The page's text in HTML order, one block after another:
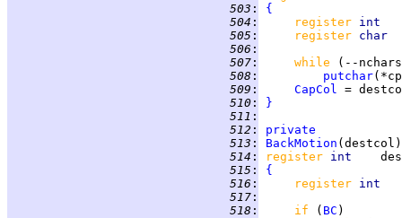
503 :
{
504 : register
505 : register
506 :
507 : while
(--
508 : putchar
509 :
CapCol
510 :
}
511 :
512 :
private
513 :
BackMotion
514 : register int
515 :
{
516 : register
517 :
518 : if ( BC